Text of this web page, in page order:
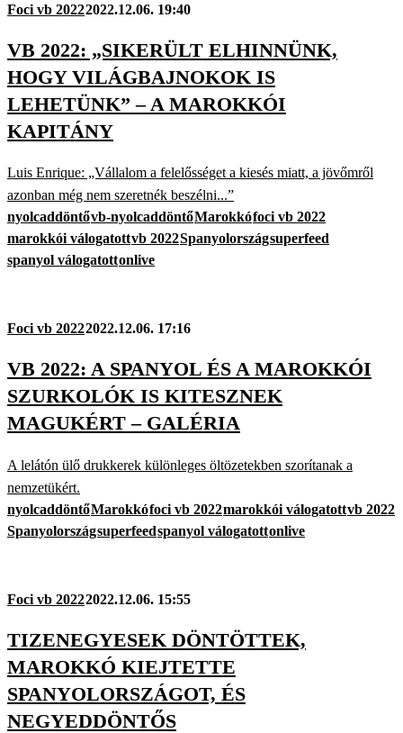
Foci vb 20222022.12.06. 19:40
VB 2022: „SIKERÜLT ELHINNÜNK,
HOGY VILÁGBAJNOKOK IS
LEHETÜNK” – A MAROKKÓI
KAPITÁNY
Luis Enrique: „Vállalom a felelősséget a kiesés miatt, a jövőmről
azonban még nem szeretnék beszélni...”
nyolcaddöntővb-nyolcaddöntőMarokkófoci vb 2022
marokkói válogatottvb 2022Spanyolországsuperfeed
spanyol válogatottonlive
Foci vb 20222022.12.06. 17:16
VB 2022: A SPANYOL ÉS A MAROKKÓI
SZURKOLÓK IS KITESZNEK
MAGUKÉRT – GALÉRIA
A lelátón ülő drukkerek különleges öltözetekben szorítanak a
nemzetükért.
nyolcaddöntőMarokkófoci vb 2022marokkói válogatottvb 2022
Spanyolországsuperfeedspanyol válogatottonlive
Foci vb 20222022.12.06. 15:55
TIZENEGYESEK DÖNTÖTTEK,
MAROKKÓ KIEJTETTE
SPANYOLORSZÁGOT, ÉS
NEGYEDDÖNTŐS